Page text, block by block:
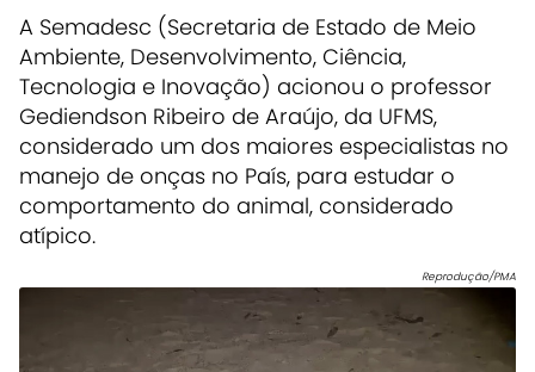
A Semadesc (Secretaria de Estado de Meio
Ambiente, Desenvolvimento, Ciência,
Tecnologia e Inovação) acionou o professor
Gediendson Ribeiro de Araújo, da UFMS,
considerado um dos maiores especialistas no
manejo de onças no País, para estudar o
comportamento do animal, considerado
atípico.
Reprodução/PMA